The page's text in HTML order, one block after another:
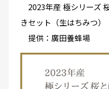
2023年産 極シリーズ
きセット（生はちみつ）
提供：廣田養蜂場